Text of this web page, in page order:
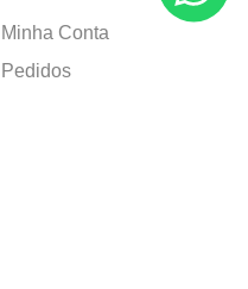
Minha Conta
Pedidos